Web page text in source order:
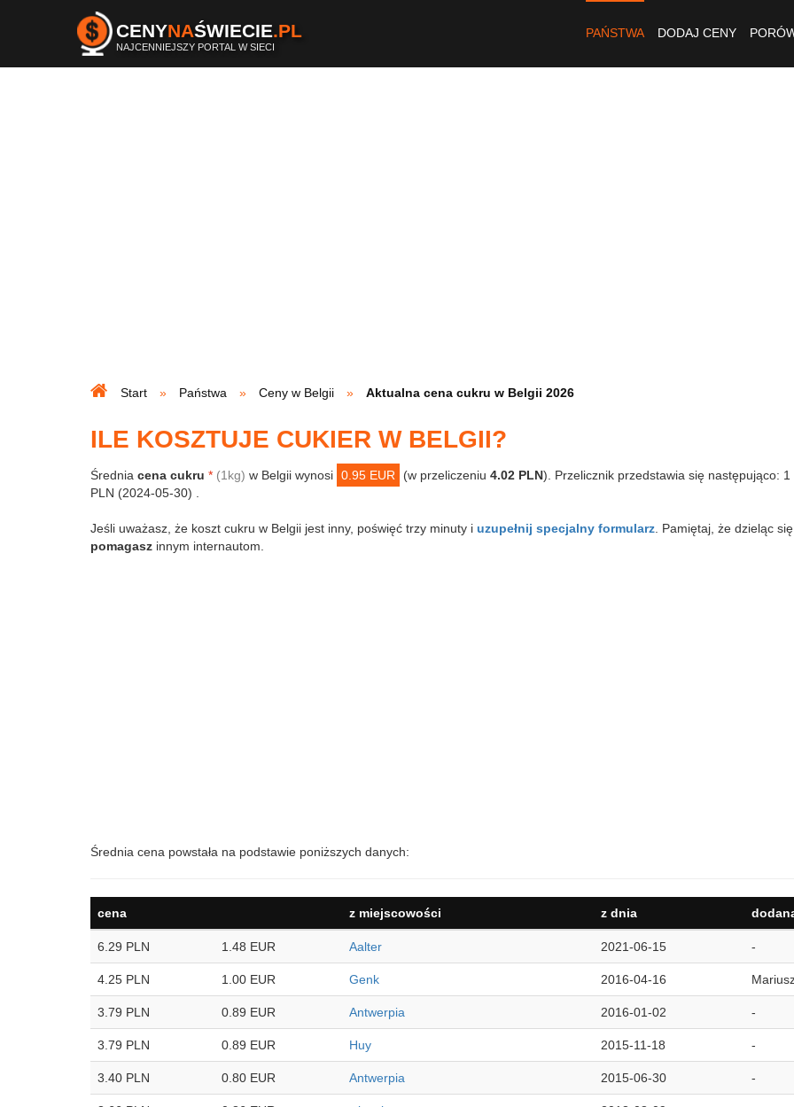
CENYNAŚWIECIE.PL
NAJCENNIEJSZY PORTAL W SIECI
PAŃSTWA DODAJ CENY
Start Państwa Ceny w Belgii Aktualna cena cukru w Belgii 2026
ILE KOSZTUJE CUKIER W BELGII?
Średnia cena cukru * (1kg) w Belgii wynosi 0.95 EUR (w przeliczeniu 4.02 PLN). Przelicznik przedstawia się następująco:
PLN (2024-05-30) .
Jeśli uważasz, że koszt cukru w Belgii jest inny, poświęć trzy minuty i uzupełnij specjalny formularz . Pamiętaj, że dzieląc
pomagasz innym internautom.
Średnia cena powstała na podstawie poniższych danych:
cena z miejscowości z dnia
6.29 PLN 1.48 EUR Aalter 2021-06-15 -
4.25 PLN 1.00 EUR Genk 2016-04-16
3.79 PLN 0.89 EUR Antwerpia 2016-01-02 -
3.79 PLN 0.89 EUR Huy 2015-11-18 -
3.40 PLN 0.80 EUR Antwerpia 2015-06-30 -